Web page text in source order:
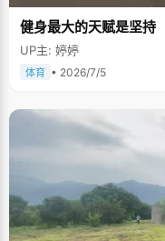
健身最大的天赋是坚持
UP主: 婷婷
体育 • 2026/7/5